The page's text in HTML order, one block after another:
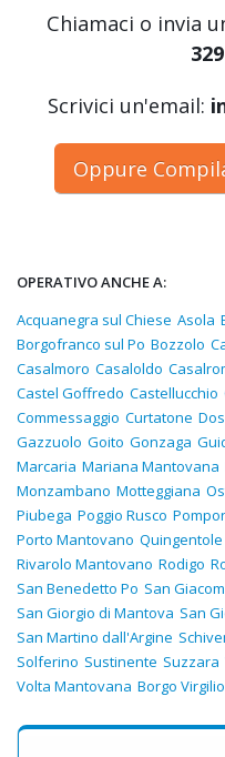
Chiamaci o invia
Scrivici un'email:
Oppure
OPERATIVO ANCHE A:
Acquanegra sul Chiese Asola
Borgofranco sul Po Bozzolo
Casalmoro Casaloldo
Castel Goffredo Castellucchio
Commessaggio Curtatone
Gazzuolo Goito Gonzaga
Marcaria Mariana Mantovana
Monzambano Motteggiana
Piubega Poggio Rusco
Porto Mantovano Quingentole
Rivarolo Mantovano Rodigo
San Benedetto Po San
San Giorgio di Mantova San
San Martino dall'Argine
Solferino Sustinente Suzzara
Volta Mantovana Borgo Virgilio